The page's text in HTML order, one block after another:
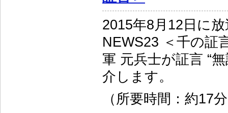
2015年8月12日に
NEWS23 ＜千の証
軍 元兵士が証言 “
介します。
（所要時間：約17